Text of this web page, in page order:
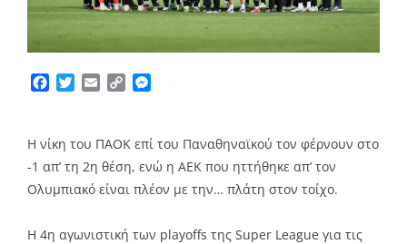
Facebook
TwitterEmailCopy
Η νίκη του ΠΑΟΚ επί του Παναθηναϊκού τον φέρνουν στο
-1 απ’ τη 2η θέση, ενώ η ΑΕΚ που ηττήθηκε απ’ τον
Ολυμπιακό είναι πλέον με την… πλάτη στον τοίχο.
Η 4η αγωνιστική των playoffs της Super League για τις